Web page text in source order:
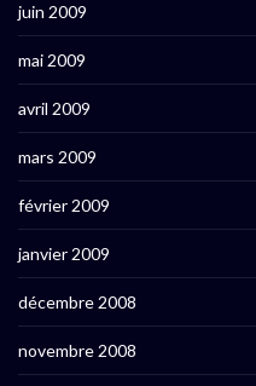
juin 2009
mai 2009
avril 2009
mars 2009
février 2009
janvier 2009
décembre 2008
novembre 2008